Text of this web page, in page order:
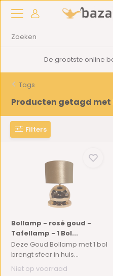
De grootste online
Tags
Producten getagd
Filters
Bollamp - rosé goud -
Tafellamp - 1 Bol...
Deze Goud Bollamp met 1 bol
brengt sfeer in huis...
Niet op voorraad